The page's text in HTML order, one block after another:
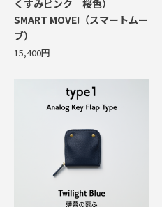
くすみピンク｜桜色）｜
SMART MOVE!（スマートムー
ブ）
15,400円